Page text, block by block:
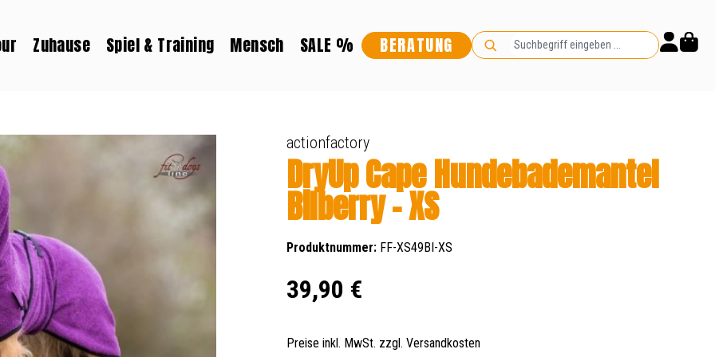
Zuhause Spiel & Training Mensch SALE % BERATUNG
actionfactory
DryUp Cape Hundebademantel
Bilberry - XS
Produktnummer: FF-XS49BI-XS
Regulärer Preis:
39,90 €
Preise inkl. MwSt. zzgl. Versandkosten